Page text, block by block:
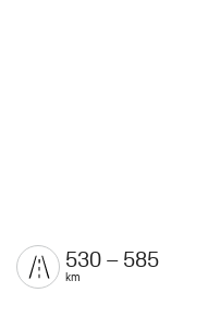
530 – 585
km